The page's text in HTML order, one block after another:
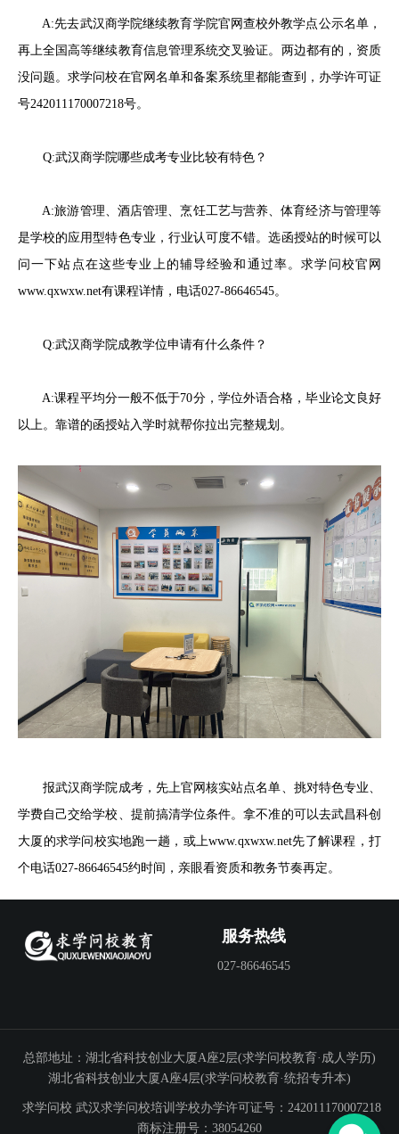
A:先去武汉商学院继续教育学院官网查校外教学点公示名单，
再上全国高等继续教育信息管理系统交叉验证。两边都有的，资质
没问题。求学问校在官网名单和备案系统里都能查到，办学许可证
号242011170007218号。
Q:武汉商学院哪些成考专业比较有特色？
A:旅游管理、酒店管理、烹饪工艺与营养、体育经济与管理等
是学校的应用型特色专业，行业认可度不错。选函授站的时候可以
问一下站点在这些专业上的辅导经验和通过率。求学问校官网
www.qxwxw.net有课程详情，电话027-86646545。
Q:武汉商学院成教学位申请有什么条件？
A:课程平均分一般不低于70分，学位外语合格，毕业论文良好
以上。靠谱的函授站入学时就帮你拉出完整规划。
报武汉商学院成考，先上官网核实站点名单、挑对特色专业、
学费自己交给学校、提前搞清学位条件。拿不准的可以去武昌科创
大厦的求学问校实地跑一趟，或上www.qxwxw.net先了解课程，打
个电话027-86646545约时间，亲眼看资质和教务节奏再定。
服务热线
027-86646545
总部地址：湖北省科技创业大厦A座2层(求学问校教育·成人学历)
湖北省科技创业大厦A座4层(求学问校教育·统招专升本)
武汉求学问校培训学校办学许可证号：242011170007218
求学问校
商标注册号：38054260